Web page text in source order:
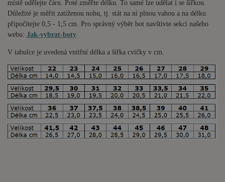
místě udělejte čáru. Poté změřte délku. To samé lze udělat i se šířkou.
Důležité je měřit zatíženou nohu, tj. stát na ní plnou vahou a na délku
připočítejte 0,5 - 1,5 cm. Pro správný výběr bot navštivte sekci našeho
webu: Jak-vybrat-boty
V tabulce je uvedená vnitřní délka a šířka cvičky v cm.